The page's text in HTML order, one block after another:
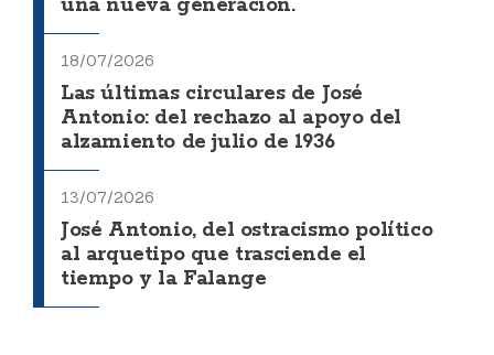
una nueva generación.
18/07/2026
Las últimas circulares de José
Antonio: del rechazo al apoyo del
alzamiento de julio de 1936
13/07/2026
José Antonio, del ostracismo político
al arquetipo que trasciende el
tiempo y la Falange